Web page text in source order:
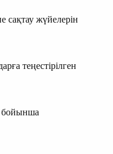
сақтау жүйелерін
теңестірілген
бойынша